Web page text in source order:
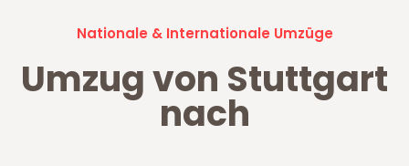
Nationale & Internationale Umzüge
Umzug von Stuttgart
nach